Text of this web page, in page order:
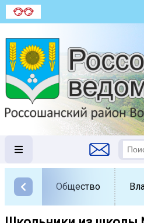
Общество